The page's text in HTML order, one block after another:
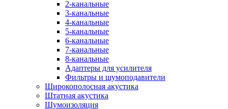
2-канальные
3-канальные
4-канальные
5-канальные
6-канальные
7-канальные
8-канальные
Адаптеры для усилителя
Фильтры и шумоподавители
Широкополосная акустика
Штатная акустика
Шумоизоляция